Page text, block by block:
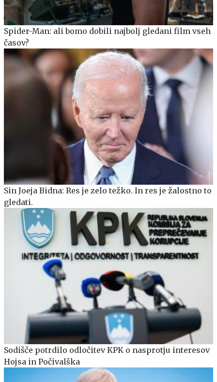
Spider-Man: ali bomo dobili najbolj gledani film vseh
časov?
Sin Joeja Bidna: Res je zelo težko. In res je žalostno to
gledati.
Sodišče potrdilo odločitev KPK o nasprotju interesov
Hojsa in Počivalška